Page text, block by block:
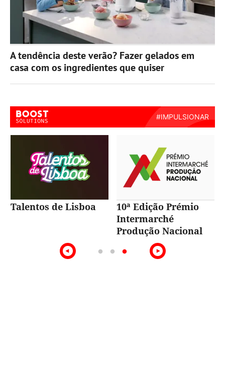
A tendência deste verão? Fazer gelados em
casa com os ingredientes que quiser
Talentos de Lisboa
10ª Edição Prémio
Intermarché
Produção Nacional